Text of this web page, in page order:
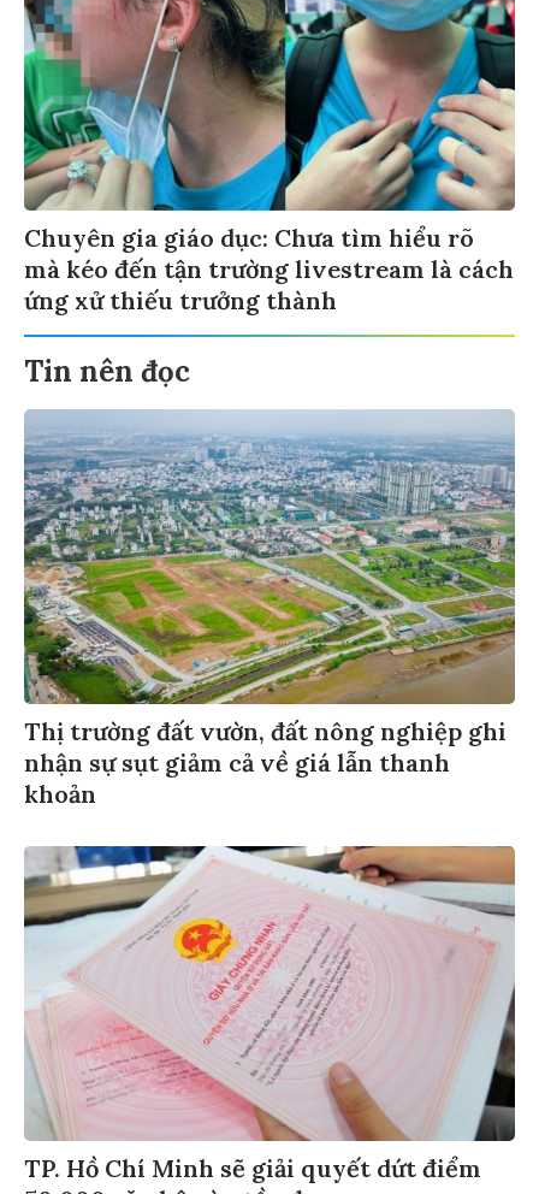
Chuyên gia giáo dục: Chưa tìm hiểu rõ
mà kéo đến tận trường livestream là cách
ứng xử thiếu trưởng thành
Tin nên đọc
Thị trường đất vườn, đất nông nghiệp ghi
nhận sự sụt giảm cả về giá lẫn thanh
khoản
TP. Hồ Chí Minh sẽ giải quyết dứt điểm